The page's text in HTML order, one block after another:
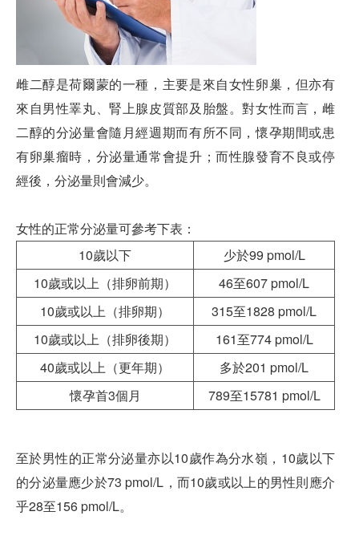
雌二醇是荷爾蒙的一種，主要是來自女性卵巢，但亦有
來自男性睪丸、腎上腺皮質部及胎盤。對女性而言，雌
二醇的分泌量會隨月經週期而有所不同，懷孕期間或患
有卵巢瘤時，分泌量通常會提升；而性腺發育不良或停
經後，分泌量則會減少。
女性的正常分泌量可參考下表：
10歲以下
少於99 pmol/L
10歲或以上（排卵前期）
46至607 pmol/L
10歲或以上（排卵期）
315至1828 pmol/L
10歲或以上（排卵後期）
161至774 pmol/L
40歲或以上（更年期）
多於201 pmol/L
懷孕首3個月
789至15781 pmol/L
至於男性的正常分泌量亦以10歲作為分水嶺，10歲以下
的分泌量應少於73 pmol/L，而10歲或以上的男性則應介
乎28至156 pmol/L。